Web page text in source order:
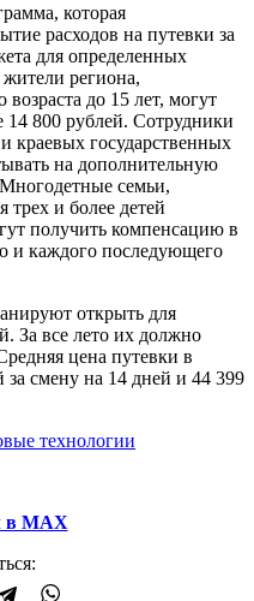
которая
расходов на путевки за
для определенных
региона,
до 15 лет, могут
14 800 рублей. Сотрудники
краевых государственных
на дополнительную
семьи,
трех и более детей
получить компенсацию в
и каждого последующего
открыть для
За все лето их должно
цена путевки в
за смену на 14 дней и 44 399
технологии
в МАХ